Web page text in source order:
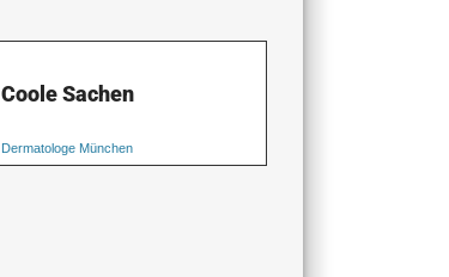
Coole Sachen
Dermatologe München